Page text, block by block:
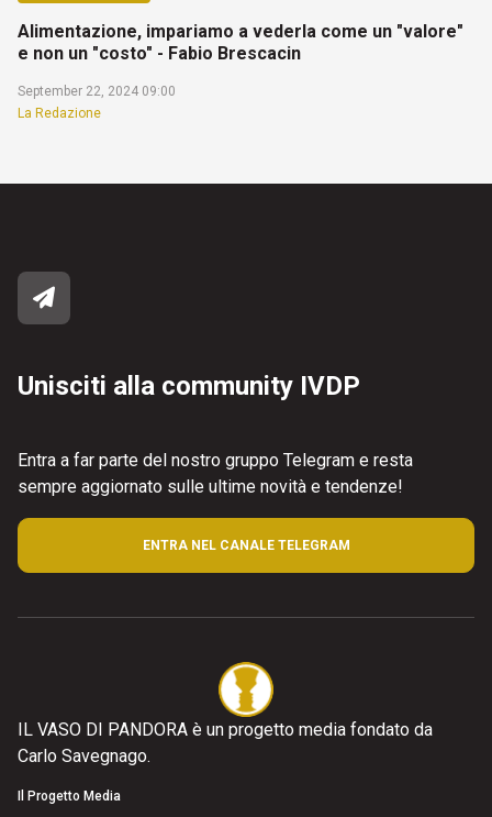
Alimentazione, impariamo a vederla come un "valore"
e non un "costo" - Fabio Brescacin
September 22, 2024 09:00
La Redazione
Unisciti alla community IVDP
Entra a far parte del nostro gruppo Telegram e resta
sempre aggiornato sulle ultime novità e tendenze!
ENTRA NEL CANALE TELEGRAM
IL VASO DI PANDORA è un progetto media fondato da
Carlo Savegnago.
Il Progetto Media